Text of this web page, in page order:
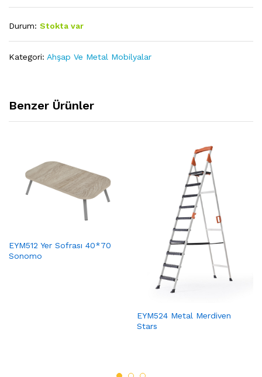
Durum: Stokta var
Kategori: Ahşap Ve Metal Mobilyalar
Benzer Ürünler
EYM512 Yer Sofrası 40*70
Sonomo
EYM524 Metal Merdiven
Stars